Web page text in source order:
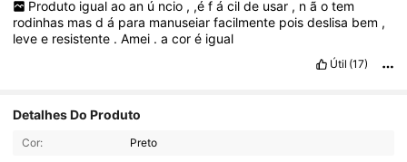
Produto igual ao an ú ncio , ,é f á cil de usar , n ã o tem
rodinhas masdá para manuseiarfacilmente poisdeslisa bem ,
levee resistente .Amei .acoré igual
Útil (17)
Detalhes Do Produto
Cor: Preto
4,86 2.5K Seguidores